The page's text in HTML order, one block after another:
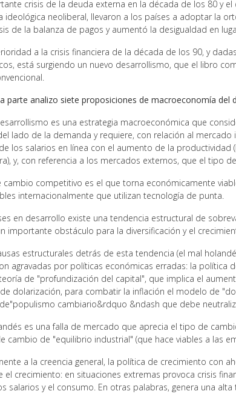
crisis de la deuda externa en la década de los 80 y
ideológica neoliberal, llevaron a los países a adoptar la
de la balanza de pagos y aumentó la desigualdad en
a la crisis financiera de la década de los 90, y
está surgiendo un nuevo desarrollismo, que el libro
parte analizo siete proposiciones de macroeconomía
es una estrategia macroeconómica que
lado de la demanda y requiere, con relación al
los salarios en línea con el aumento de la
y, con referencia a los mercados externos, que el tipo
cambio competitivo es el que torna económicamente
internacionalmente que utilizan tecnología de punta.
en desarrollo existe una tendencia estructural de
importante obstáculo para la diversificación y el
estructurales detrás de esta tendencia (el mal
agravadas por políticas económicas erradas: la política
de "profundización del capital", que implica el
dolarización, para combatir la inflación el modelo de
cambiario&rdquo &ndash que debe
es una falla de mercado que aprecia el tipo de
cambio de "equilibrio industrial" (que hace viables a las
a la creencia general, la política de crecimiento con
el crecimiento: en situaciones extremas provoca crisis
salarios y el consumo. En otras palabras, genera una